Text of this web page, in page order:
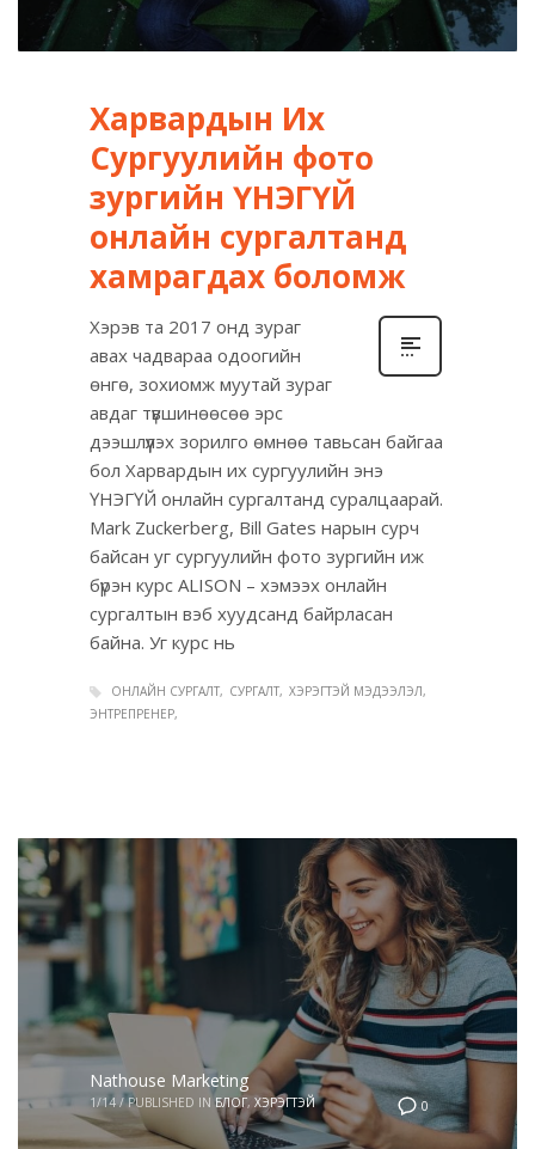
Харвардын Их
Сургуулийн фото
зургийн ҮНЭГҮЙ
онлайн сургалтанд
хамрагдах боломж
Хэрэв та 2017 онд зураг
авах чадвараа одоогийн
өнгө, зохиомж муутай зураг
авдаг түвшинөөсөө эрс
дээшлүүлэх зорилго өмнөө тавьсан байгаа
бол Харвардын их сургуулийн энэ
ҮНЭГҮЙ онлайн сургалтанд суралцаарай.
Mark Zuckerberg, Bill Gates нарын сурч
байсан уг сургуулийн фото зургийн иж
бүрэн курс ALISON – хэмээх онлайн
сургалтын вэб хуудсанд байрласан
байна. Уг курс нь
ОНЛАЙН СУРГАЛТ СУРГАЛТ ХЭРЭГТЭЙ МЭДЭЭЛЭЛ
ЭНТРЕПРЕНЕР
0
Nathouse Marketing
1/14 / PUBLISHED IN БЛОГ, ХЭРЭГТЭЙ